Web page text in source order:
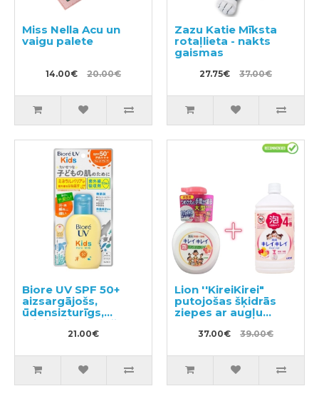
Miss Nella Acu un
vaigu palete
14.00€ 20.00€
Zazu Katie Mīksta
rotaļlieta - nakts
gaismas
27.75€ 37.00€
Biore UV SPF 50+
aizsargājošs,
ūdensizturīgs,
mitrinošs sauļošanās
pieniņš bērniem
21.00€
Lion ''KireiKirei"
putojošas šķidrās
ziepes ar augļu
aromātu 500ml +
pildviela 800ml
37.00€ 39.00€